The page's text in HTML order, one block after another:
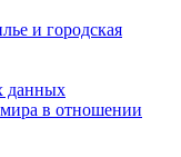
и городская
данных
в отношении